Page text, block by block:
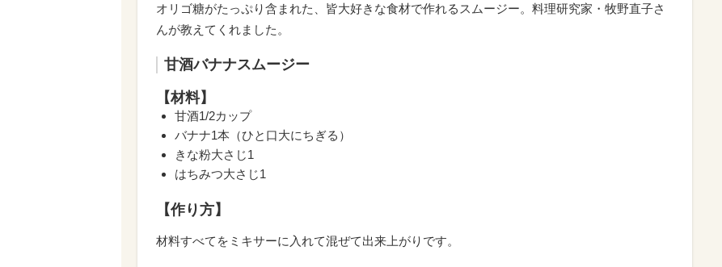
オリゴ糖がたっぷり含まれた、皆大好きな食材で作れるスムージー。料理研究家・牧野直子さ
んが教えてくれました。
甘酒バナナスムージー
【材料】
甘酒1/2カップ
バナナ1本（ひと口大にちぎる）
きな粉大さじ1
はちみつ大さじ1
【作り方】
材料すべてをミキサーに入れて混ぜて出来上がりです。